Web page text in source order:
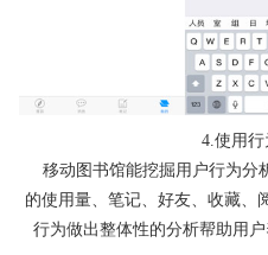
4.使用
移动图书馆能挖掘用户行为分
的使用量、笔记、好友、收藏、
行为做出整体性的分析帮助用